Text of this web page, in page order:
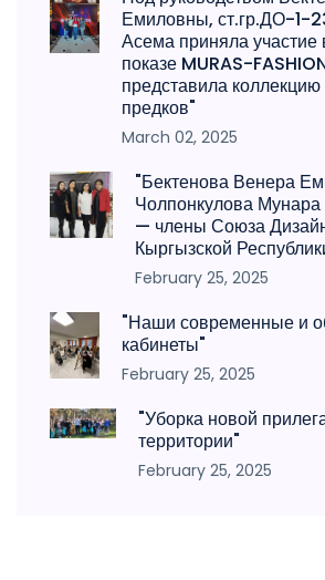
Емиловны, ст.гр.ДО-1-
Асема приняла
показе MURAS-
представила
предков"
March 02, 2025
"Бектенова Венера
Чолпонкулова
— члены Союза
Кыргызской
February 25, 2025
"Наши современные и
кабинеты"
February 25, 2025
"Уборка новой
территории"
February 25, 2025